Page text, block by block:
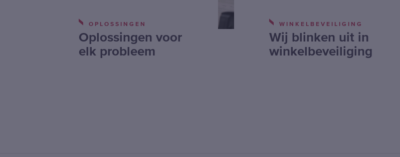
OPLOSSINGEN
Oplossingen voor
elk probleem
WINKELBEVEILIGING
Wij blinken uit in
winkelbeveiliging